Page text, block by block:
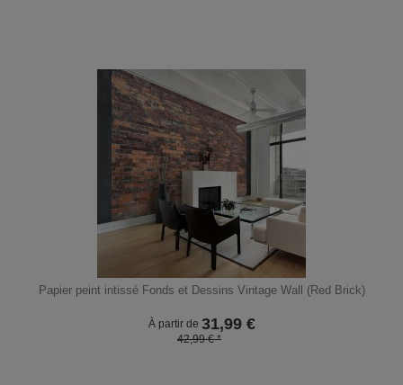
Papier peint intissé Fonds et Dessins Vintage Wall (Red Brick)
À partir de 31,99€
42,99 € *